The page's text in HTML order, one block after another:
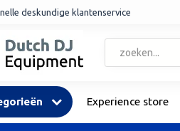
deskundige klantenservice
Experience store